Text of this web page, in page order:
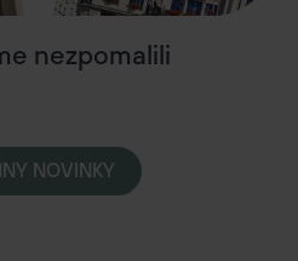
nezpomalili
NOVINKY